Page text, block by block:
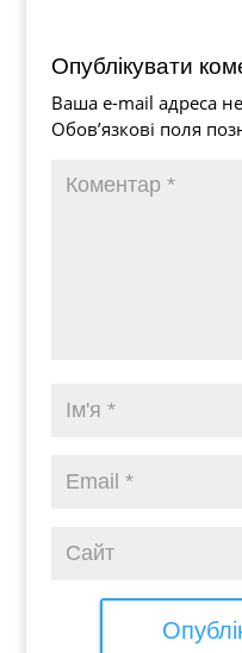
Опублікувати
Ваша e-mail адреса
Обов’язкові поля